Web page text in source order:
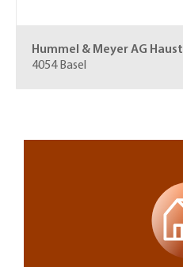
Hummel & Meyer AG
4054 Basel